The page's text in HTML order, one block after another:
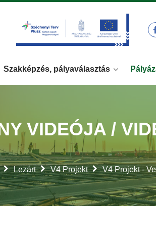
Szakképzés, pályaválasztás
Lezárt V4 Projekt V4 Projekt -
VIDEÓJA /